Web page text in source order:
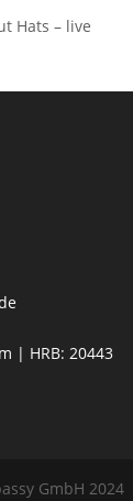
Hats – live
| HRB: 20443
GmbH 2024